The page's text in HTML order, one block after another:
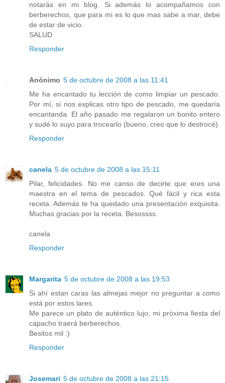
notarás en mi blog. Si además lo acompañamos con
berberechos, que para mi es lo que mas sabe a mar, debe
de estar de vicio.
SALUD
Responder
Anónimo 5 de octubre de 2008 a las 11:41
Me ha encantado tu lección de como limpiar un pescado.
Por mí, si nos explicas otro tipo de pescado, me quedaría
encantanda. El año pasado me regalaron un bonito entero
y sudé lo suyo para trocearlo (bueno, creo que lo destrocé).
Responder
canela 5 de octubre de 2008 a las 15:11
Pilar, felicidades. No me canso de decirte que eres una
maestra en el tema de pescados. Qué fácil y rica esta
receta. Además te ha quedado una presentación exquisita.
Muchas gracias por la receta. Besossss.
canela
Responder
Margarita 5 de octubre de 2008 a las 19:53
Si ahí estan caras las almejas mejor no preguntar a como
está por estos lares.
Me parece un plato de auténtico lujo, mi próxima fiesta del
capacho traerá berberechos.
Besitos mil :)
Responder
Josemari 5 de octubre de 2008 a las 21:15